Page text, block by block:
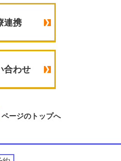
連携
合わせ
ページのトップへ